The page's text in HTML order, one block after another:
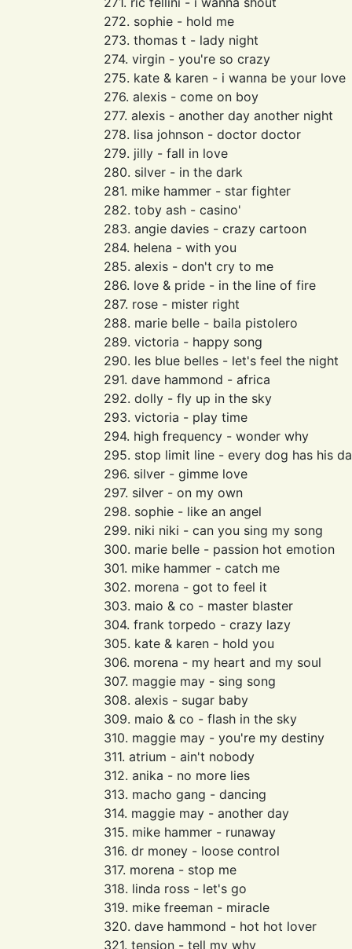
272. sophie - hold me
273. thomas t - lady night
274. virgin - you're so crazy
275. kate & karen - i wanna be your love
276. alexis - come on boy
277. alexis - another day another night
278. lisa johnson - doctor doctor
279. jilly - fall in love
280. silver - in the dark
281. mike hammer - star fighter
282. toby ash - casino'
283. angie davies - crazy cartoon
284. helena - with you
285. alexis - don't cry to me
286. love & pride - in the line of fire
287. rose - mister right
288. marie belle - baila pistolero
289. victoria - happy song
290. les blue belles - let's feel the night
291. dave hammond - africa
292. dolly - fly up in the sky
293. victoria - play time
294. high frequency - wonder why
295. stop limit line - every dog has his
296. silver - gimme love
297. silver - on my own
298. sophie - like an angel
299. niki niki - can you sing my song
300. marie belle - passion hot emotion
301. mike hammer - catch me
302. morena - got to feel it
303. maio & co - master blaster
304. frank torpedo - crazy lazy
305. kate & karen - hold you
306. morena - my heart and my soul
307. maggie may - sing song
308. alexis - sugar baby
309. maio & co - flash in the sky
310. maggie may - you're my destiny
311. atrium - ain't nobody
312. anika - no more lies
313. macho gang - dancing
314. maggie may - another day
315. mike hammer - runaway
316. dr money - loose control
317. morena - stop me
318. linda ross - let's go
319. mike freeman - miracle
320. dave hammond - hot hot lover
321. tension - tell my why